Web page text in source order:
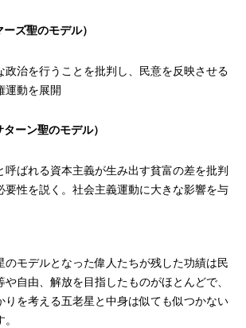
ズ聖のモデル）
政治を行うことを批判し、民意を反映させる
運動を展開
ーン聖のモデル）
呼ばれる資本主義が生み出す貧富の差を批判
要性を説く。社会主義運動に大きな影響を与
のモデルとなった偉人たちが残した功績は民
自由、解放を目指したものがほとんどで、
りを考える五老星と中身は似ても似つかない